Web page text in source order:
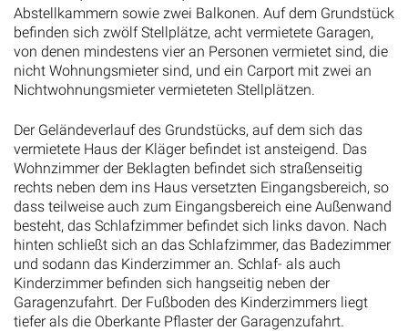
Abstellkammern sowie zwei Balkonen. Auf dem Grundstück
befinden sich zwölf Stellplätze, acht vermietete Garagen,
von denen mindestens vier an Personen vermietet sind, die
nicht Wohnungsmieter sind, und ein Carport mit zwei an
Nichtwohnungsmieter vermieteten Stellplätzen.
Der Geländeverlauf des Grundstücks, auf dem sich das
vermietete Haus der Kläger befindet ist ansteigend. Das
Wohnzimmer der Beklagten befindet sich straßenseitig
rechts neben dem ins Haus versetzten Eingangsbereich, so
dass teilweise auch zum Eingangsbereich eine Außenwand
besteht, das Schlafzimmer befindet sich links davon. Nach
hinten schließt sich an das Schlafzimmer, das Badezimmer
und sodann das Kinderzimmer an. Schlaf- als auch
Kinderzimmer befinden sich hangseitig neben der
Garagenzufahrt. Der Fußboden des Kinderzimmers liegt
tiefer als die Oberkante Pflaster der Garagenzufahrt.